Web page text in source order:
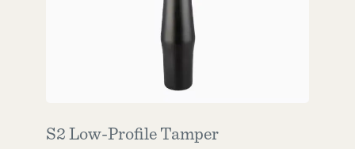
S2 Low-Profile Tamper